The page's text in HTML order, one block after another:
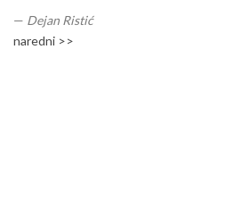
— Dejan Ristić
naredni >>